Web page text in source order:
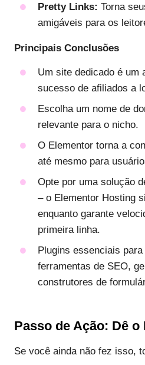
Pretty Links: Torna
amigáveis para os
Principais Conclusões
Um site dedicado é um
sucesso de afiliados a
Escolha um nome de
relevante para o nicho.
O Elementor torna a
até mesmo para
Opte por uma solução
– o Elementor Hosting
enquanto garante
primeira linha.
Plugins essenciais
ferramentas de SEO,
construtores de
Passo de Ação: Dê
Se você ainda não fez isso,